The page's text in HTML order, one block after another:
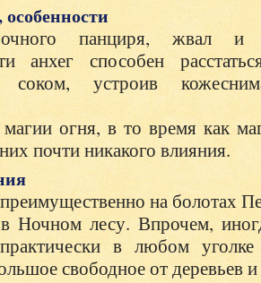
панциря, жвал и
анхег способен
соком, устроив
огня, в то время как
почти никакого влияния.
на болотах
Ночном лесу. Впрочем,
в любом
свободное от деревьев